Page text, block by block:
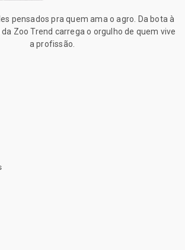
pensados pra quem ama o agro. Da bota à
Zoo Trend carrega o orgulho de quem vive
a profissão.